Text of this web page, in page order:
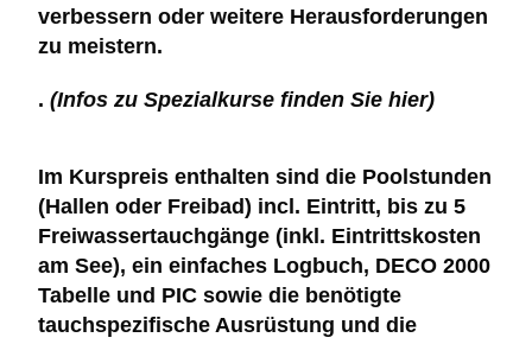
verbessern oder weitere Herausforderungen
zu meistern.
.(Infos zu Spezialkurse finden Sie hier)
Im Kurspreis enthalten sind die Poolstunden
(Hallen oder Freibad) incl. Eintritt, bis zu 5
Freiwassertauchgänge (inkl. Eintrittskosten
am See), ein einfaches Logbuch, DECO 2000
Tabelle und PIC sowie die benötigte
tauchspezifische Ausrüstung und die